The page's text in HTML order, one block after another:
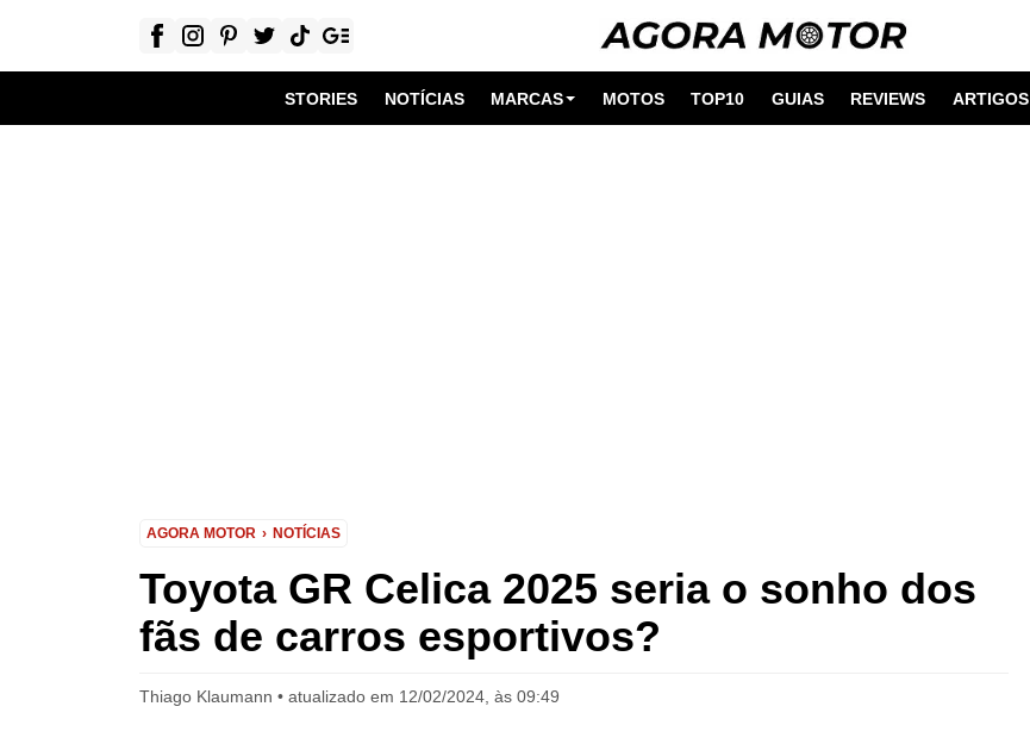
STORIES NOTÍCIAS MARCAS MOTOS TOP10 GUIAS REVIEWS ARTIGOS
AGORA MOTOR NOTÍCIAS
Toyota GR Celica 2025 seria o sonho dos
fãs de carros esportivos?
Thiago Klaumann atualizado em 12/02/2024, às 09:49